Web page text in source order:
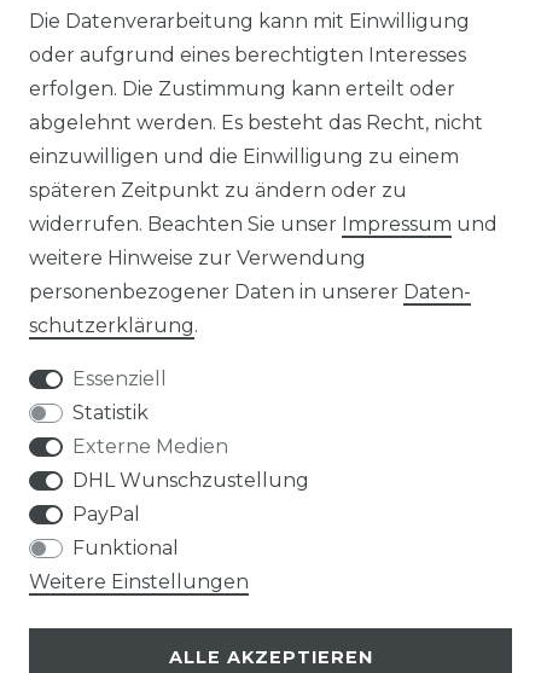
SERVICE
RETOURENINFO
KONTAKT
ZAHLUNGSARTEN
Die Datenverarbeitung kann mit Einwilligung
oder aufgrund eines berechtigten Interesses
erfolgen. Die Zustimmung kann erteilt oder
abgelehnt werden. Es besteht das Recht, nicht
einzuwilligen und die Einwilligung zu einem
späteren Zeitpunkt zu ändern oder zu
widerrufen. Beachten Sie unser Impressum und
weitere Hinweise zur Verwendung
personenbezogener Daten in unserer Daten­
schutz­erklärung.
Essenziell
Statistik
Externe Medien
DHL Wunschzustellung
PayPal
Funktional
Weitere Einstellungen
ALLE AKZEPTIEREN